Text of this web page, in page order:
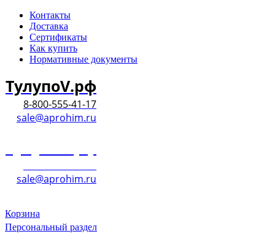
Контакты
Доставка
Сертификаты
Как купить
Нормативные документы
ТулупоV.рф
8-800-555-41-17
sale@aprohim.ru
sale@aprohim.ru
Корзина
Персональный раздел